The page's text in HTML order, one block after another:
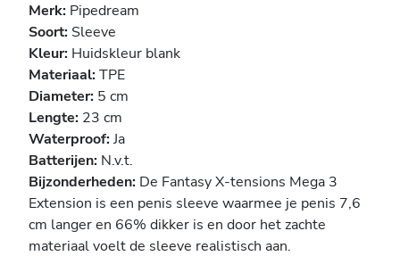
Merk: Pipedream
Soort: Sleeve
Kleur: Huidskleur blank
Materiaal:TPE
Diameter: 5 cm
Lengte: 23 cm
Waterproof:Ja
Batterijen: N.v.t.
Bijzonderheden: De Fantasy X-tensions Mega 3
Extension is een penis sleeve waarmee je penis 7,6
cm langer en 66% dikker is en door het zachte
materiaal voelt de sleeve realistisch aan.